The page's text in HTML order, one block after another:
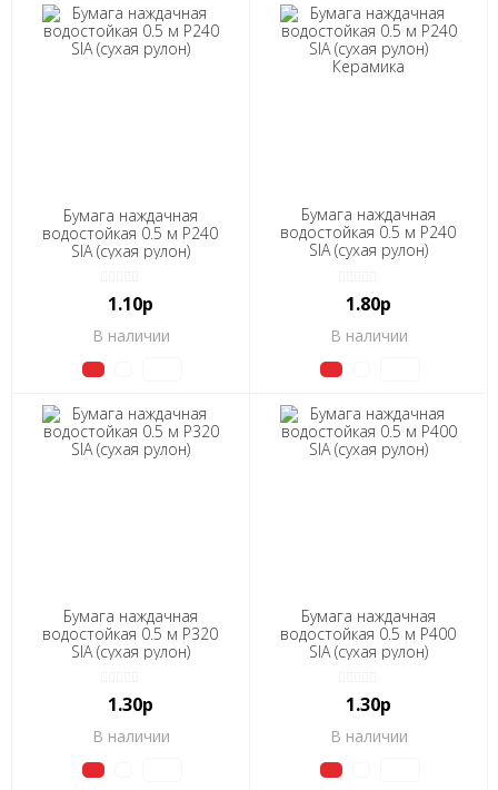
Бумага наждачная
водостойкая 0.5 м Р240
SIA (сухая рулон)
1.10р
В наличии
Бумага наждачная
водостойкая 0.5 м Р240
SIA (сухая рулон)
1.80р
В наличии
Бумага наждачная
водостойкая 0.5 м Р320
SIA (сухая рулон)
1.30р
В наличии
Бумага наждачная
водостойкая 0.5 м Р400
SIA (сухая рулон)
1.30р
В наличии